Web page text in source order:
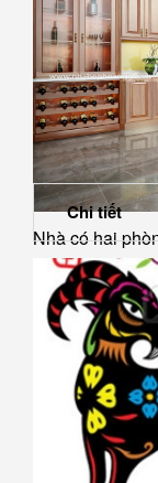
Nhà có hai
Chi tiết